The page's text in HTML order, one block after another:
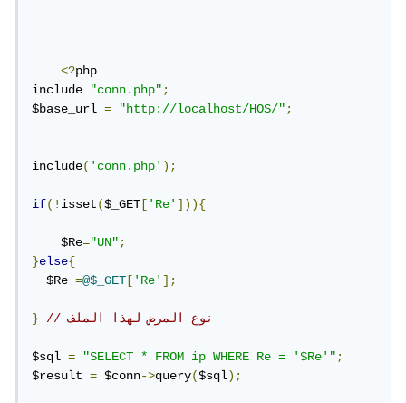
<?php
include "conn.php";
$base_url = "http://localhost/HOS/";
include('conn.php');
if(!isset($_GET ['Re'])){
    $Re
="UN";
}else{
  $Re
=@$_GET ['Re'];
} // نوع المرض لهذا الملف
$sql = "SELECT * FROM ip WHERE Re = '$Re'";
$result = $conn->query($sql);